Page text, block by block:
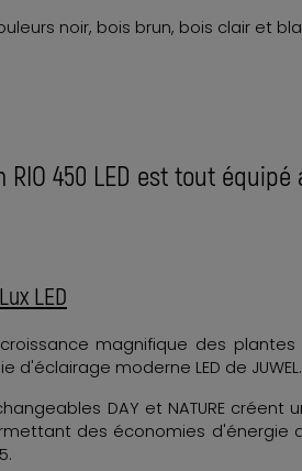
noir, bois brun, bois clair et
RIO 450 LED est tout
LED
magnifique des plantes
d'éclairage moderne LED de JUWEL.
DAY et NATURE créent
des économies d'énergie